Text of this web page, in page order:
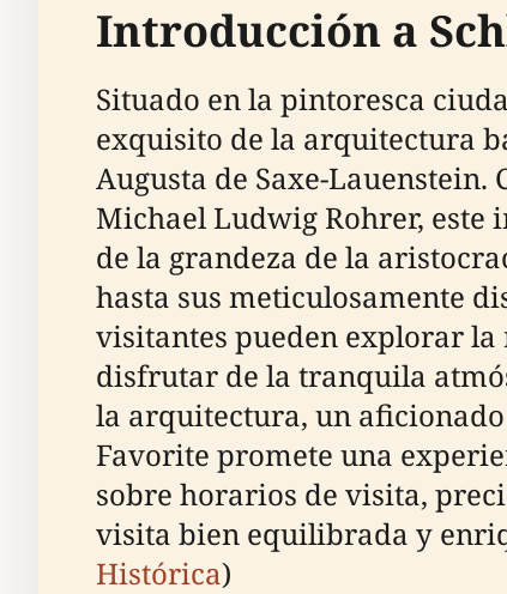
Introducción a
Situado en la pintoresca
exquisito de la arquitectura
Augusta de Saxe-
Michael Ludwig Rohrer, este
de la grandeza de la
hasta sus meticulosamente
visitantes pueden explorar
disfrutar de la tranquila
la arquitectura, un
Favorite promete una
sobre horarios de visita,
visita bien equilibrada y
Histórica)